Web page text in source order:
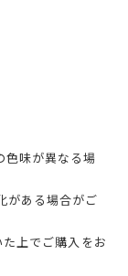
色味が異なる場
がある場合がご
上でご購入をお